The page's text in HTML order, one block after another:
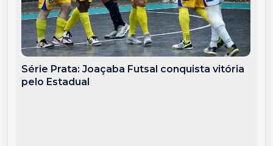
Série Prata: Joaçaba Futsal conquista vitória
pelo Estadual